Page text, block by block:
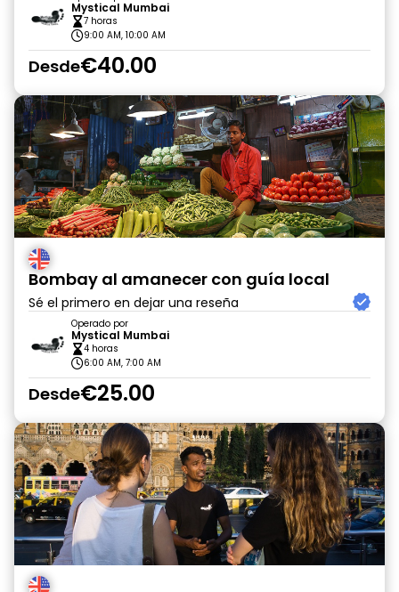
Mystical Mumbai
7 horas
9:00 AM, 10:00 AM
Desde€40.00
Bombay al amanecer con guía local
Sé el primero en dejar una reseña
Operado por
Mystical Mumbai
4 horas
6:00 AM, 7:00 AM
Desde€25.00